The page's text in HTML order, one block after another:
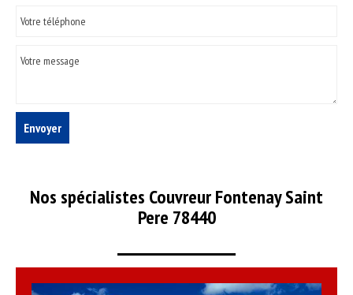
Nos spécialistes Couvreur Fontenay Saint
Pere 78440